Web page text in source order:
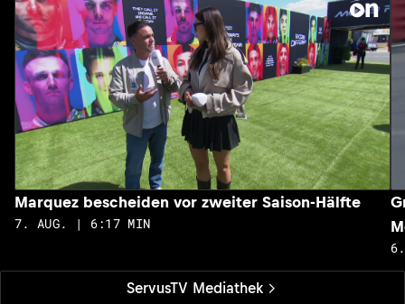
ServusTV Mediathek
Marquez bescheiden vor zweiter Saison-Hälfte
7. AUG. | 6:17 MIN